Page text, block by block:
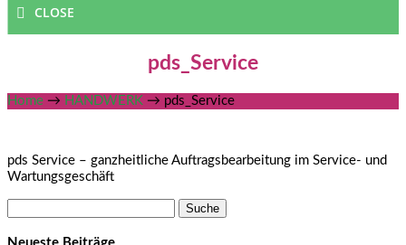
CLOSE
pds_Service
Home → HANDWERK → pds_Service
pds Service – ganzheitliche Auftragsbearbeitung im Service- und
Wartungsgeschäft
nach: